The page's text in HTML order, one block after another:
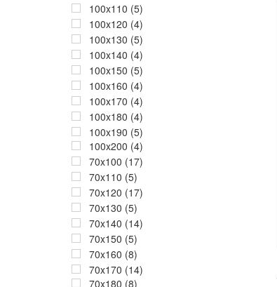
100x110 (5)
100x120 (4)
100x130 (5)
100x140 (4)
100x150 (5)
100x160 (4)
100x170 (4)
100x180 (4)
100x190 (5)
100x200 (4)
70x100 (17)
70x110 (5)
70x120 (17)
70x130 (5)
70x140 (14)
70x150 (5)
70x160 (8)
70x170 (14)
70x180 (8)